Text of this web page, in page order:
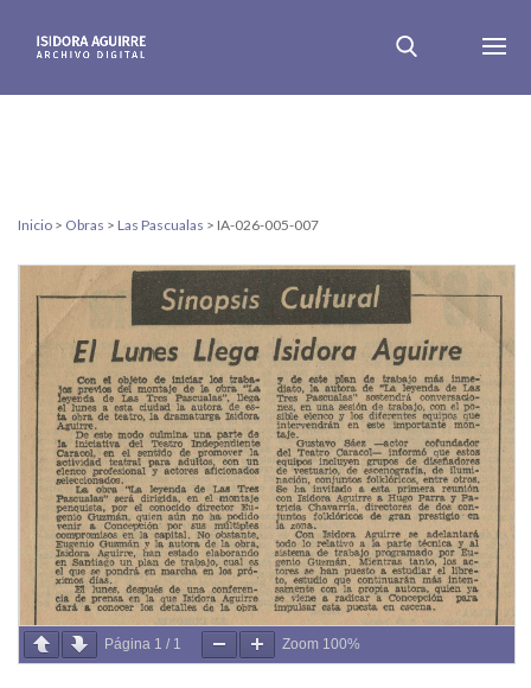
Inicio > Obras > Las Pascualas > IA-026-005-007
Página 1 / 1 Zoom 100%